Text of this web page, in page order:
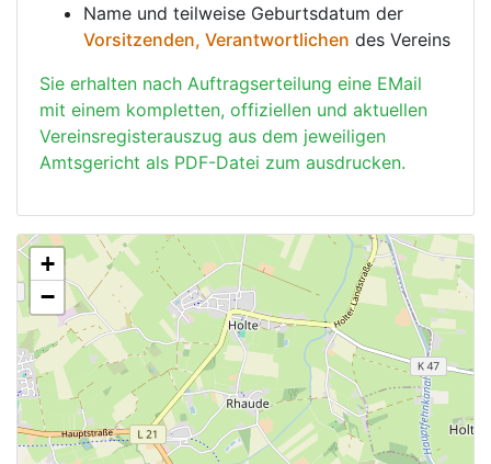
Name und teilweise Geburtsdatum der
Vorsitzenden, Verantwortlichen des Vereins
Sie erhalten nach Auftragserteilung eine EMail
mit einem kompletten, offiziellen und aktuellen
Vereinsregisterauszug aus dem jeweiligen
Amtsgericht als PDF-Datei zum ausdrucken.
+
−